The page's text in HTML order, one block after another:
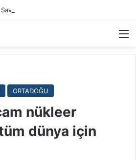
Hakkında
ORTADOĞU
nükleer
dünya için